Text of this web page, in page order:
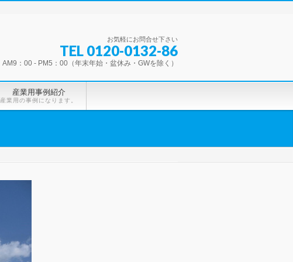
お気軽にお問合せ下さい
TEL 0120-0132-86
AM9：00 - PM5：00（年末年始・盆休み・GWを除く）
産業用事例紹介
産業用の事例になります。